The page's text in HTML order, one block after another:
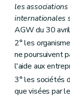
les
internationales
AGW du 30
2° les
ne poursuivent
l'aide aux
3° les sociétés
que visées par